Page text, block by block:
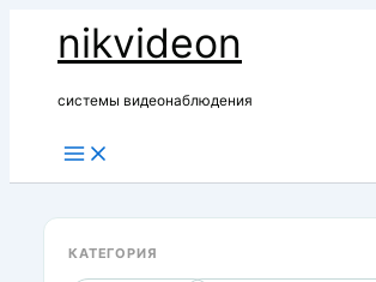
nikvideon
системы видеонаблюдения
КАТЕГОРИЯ